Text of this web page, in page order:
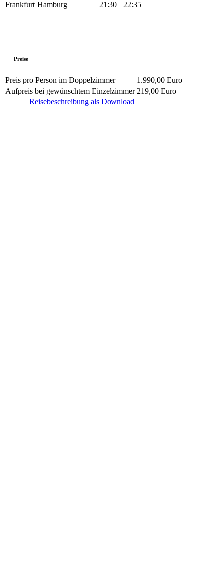
Frankfurt Hamburg 21:30 22:35
Preise
Preis pro Person im Doppelzimmer
1.990,00 Euro
Aufpreis bei gewünschtem Einzelzimmer 219,00 Euro
Reisebeschreibung als Download